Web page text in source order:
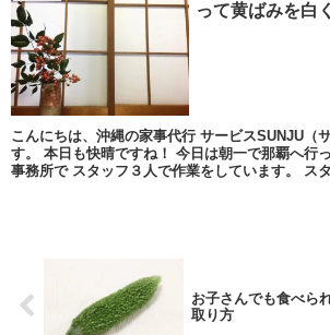
って黄ばみを白
こんにちは、沖縄の家事代行 サービスSUNJU（
す。 本日も快晴ですね！ 今日は朝一で那覇へ行
事務所で スタッフ３人で作業をしています。 ス
お子さんでも食べら
取り方